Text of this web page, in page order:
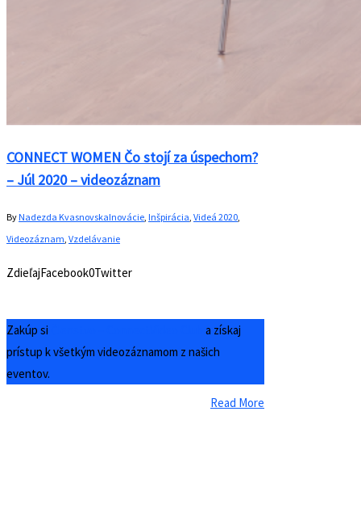
CONNECT WOMEN Čo stojí za úspechom?
– Júl 2020 – videozáznam
By Nadezda KvasnovskaInovácie Inšpirácia Videá 2020
Videozáznam Vzdelávanie
ZdieľajFacebook0Twitter
Zakúp si
a získaj
prístup k všetkým videozáznamom z našich
eventov.
Read More